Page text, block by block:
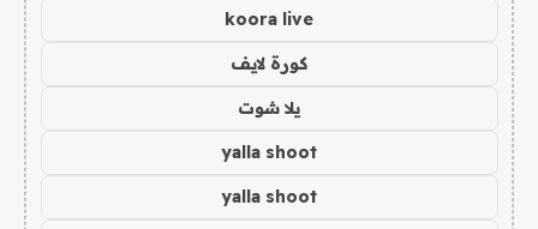
koora live
كورة لايف
يلا شوت
yalla shoot
yalla shoot